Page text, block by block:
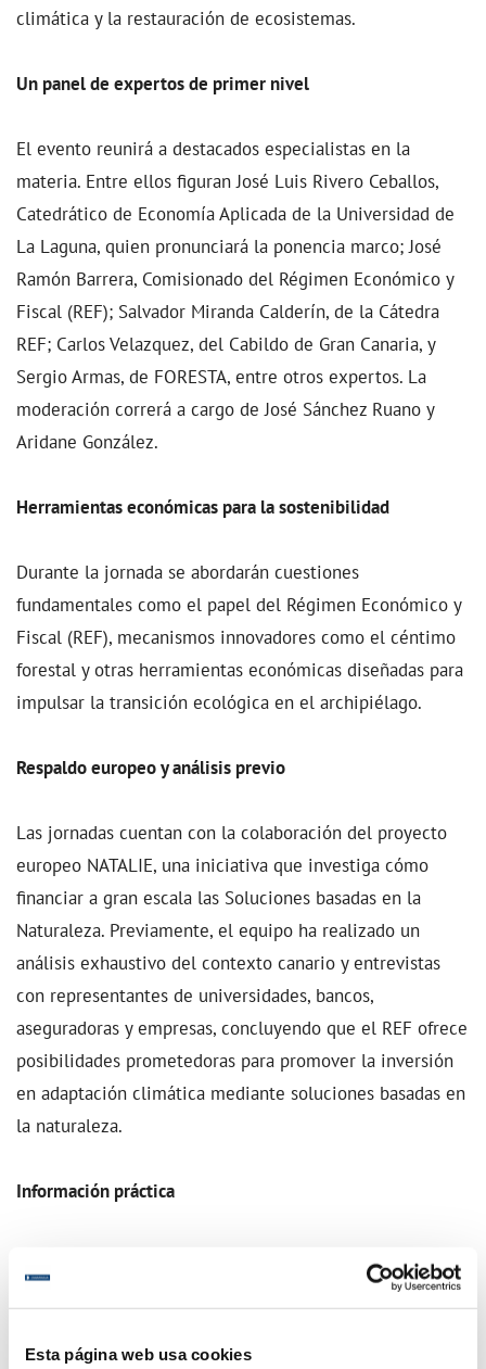
Esta página web usa cookies
climática y la restauración de ecosistemas.
Un panel de expertos de primer nivel
El evento reunirá a destacados especialistas en la
materia. Entre ellos figuran José Luis Rivero Ceballos,
Catedrático de Economía Aplicada de la Universidad de
La Laguna, quien pronunciará la ponencia marco; José
Ramón Barrera, Comisionado del Régimen Económico y
Fiscal (REF); Salvador Miranda Calderín, de la Cátedra
REF; Carlos Velazquez, del Cabildo de Gran Canaria, y
Sergio Armas, de FORESTA, entre otros expertos. La
moderación correrá a cargo de José Sánchez Ruano y
Aridane González.
Herramientas económicas para la sostenibilidad
Durante la jornada se abordarán cuestiones
fundamentales como el papel del Régimen Económico y
Fiscal (REF), mecanismos innovadores como el céntimo
forestal y otras herramientas económicas diseñadas para
impulsar la transición ecológica en el archipiélago.
Respaldo europeo y análisis previo
Las jornadas cuentan con la colaboración del proyecto
europeo NATALIE, una iniciativa que investiga cómo
financiar a gran escala las Soluciones basadas en la
Naturaleza. Previamente, el equipo ha realizado un
análisis exhaustivo del contexto canario y entrevistas
con representantes de universidades, bancos,
aseguradoras y empresas, concluyendo que el REF ofrece
posibilidades prometedoras para promover la inversión
en adaptación climática mediante soluciones basadas en
la naturaleza.
Información práctica
Palmas de Gran Canaria de 9:00 a 14:00 horas. Además,
seguirlo de forma telemática.